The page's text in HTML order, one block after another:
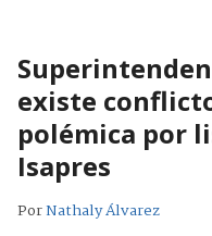
existe
polémica por
Isapres
PorNathaly Álvarez